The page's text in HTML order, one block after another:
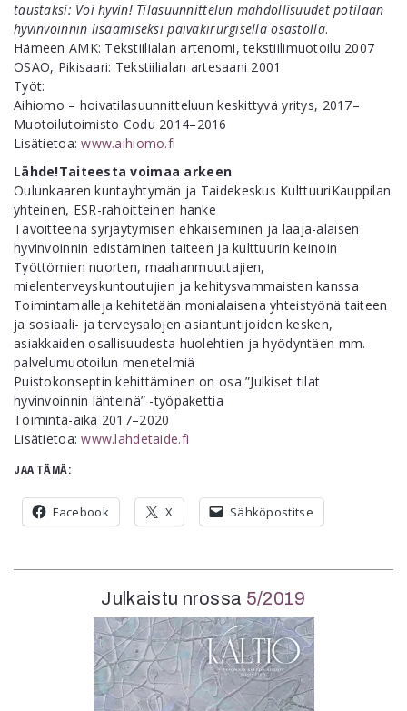
Julkaistu nrossa 5/2019
taustaksi: Voi hyvin! Tilasuunnittelun mahdollisuudet potilaan
hyvinvoinnin lisäämiseksi päiväkirurgisella osastolla.
Hämeen AMK: Tekstiilialan artenomi, tekstiilimuotoilu 2007
OSAO, Pikisaari: Tekstiilialan artesaani 2001
Työt:
Aihiomo – hoivatilasuunnitteluun keskittyvä yritys, 2017–
Muotoilutoimisto Codu 2014–2016
Lisätietoa:www.aihiomo.fi
Lähde!Taiteesta voimaa arkeen
Oulunkaaren kuntayhtymän ja Taidekeskus KulttuuriKauppilan
yhteinen, ESR-rahoitteinen hanke
Tavoitteena syrjäytymisen ehkäiseminen ja laaja-alaisen
hyvinvoinnin edistäminen taiteen ja kulttuurin keinoin
Työttömien nuorten, maahanmuuttajien,
mielenterveyskuntoutujien ja kehitysvammaisten kanssa
Toimintamalleja kehitetään monialaisena yhteistyönä taiteen
ja sosiaali- ja terveysalojen asiantuntijoiden kesken,
asiakkaiden osallisuudesta huolehtien ja hyödyntäen mm.
palvelumuotoilun menetelmiä
Puistokonseptin kehittäminen on osa ”Julkiset tilat
hyvinvoinnin lähteinä” -työpakettia
Toiminta-aika 2017–2020
Lisätietoa:www.lahdetaide.fi
JAA TÄMÄ:
Facebook X Sähköpostitse